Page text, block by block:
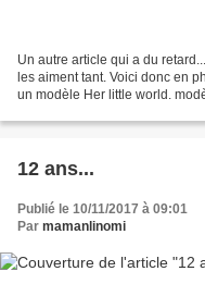
Un autre article qui a du
les aiment tant. Voici donc en
un modèle Her little world.
12 ans...
Publié le 10/11/2017 à 09:01
Par mamanlinomi